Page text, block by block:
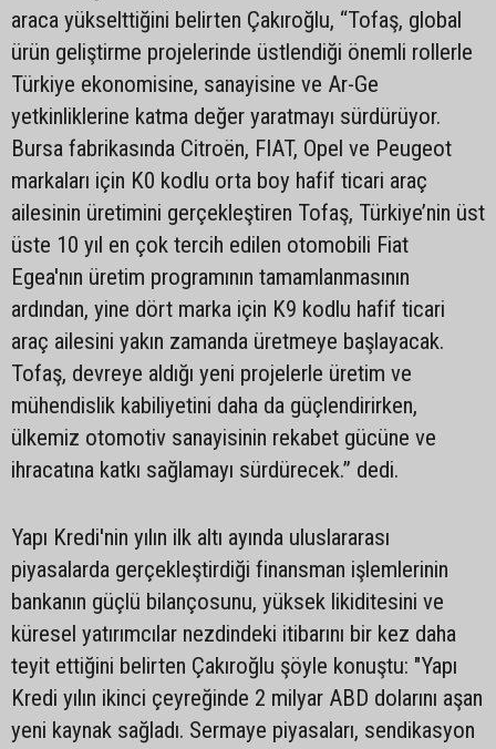
araca yükselttiğini belirten Çakıroğlu, “Tofaş, global
ürün geliştirme projelerinde üstlendiği önemli rollerle
Türkiye ekonomisine, sanayisine ve Ar-Ge
yetkinliklerine katma değer yaratmayı sürdürüyor.
Bursa fabrikasında Citroën, FIAT, Opel ve Peugeot
markaları için K0 kodlu orta boy hafif ticari araç
ailesinin üretimini gerçekleştiren Tofaş, Türkiye’nin üst
üste 10 yıl en çok tercih edilen otomobili Fiat
Egea'nın üretim programının tamamlanmasının
ardından, yine dört marka için K9 kodlu hafif ticari
araç ailesini yakın zamanda üretmeye başlayacak.
Tofaş, devreye aldığı yeni projelerle üretim ve
mühendislik kabiliyetini daha da güçlendirirken,
ülkemiz otomotiv sanayisinin rekabet gücüne ve
ihracatına katkı sağlamayı sürdürecek.” dedi.
Yapı Kredi'nin yılın ilk altı ayında uluslararası
piyasalarda gerçekleştirdiği finansman işlemlerinin
bankanın güçlü bilançosunu, yüksek likiditesini ve
küresel yatırımcılar nezdindeki itibarını bir kez daha
teyit ettiğini belirten Çakıroğlu şöyle konuştu: "Yapı
Kredi yılın ikinci çeyreğinde 2 milyar ABD dolarını aşan
yeni kaynak sağladı. Sermaye piyasaları, sendikasyon